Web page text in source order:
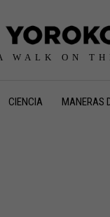
WALK ON
CIENCIA MANERAS